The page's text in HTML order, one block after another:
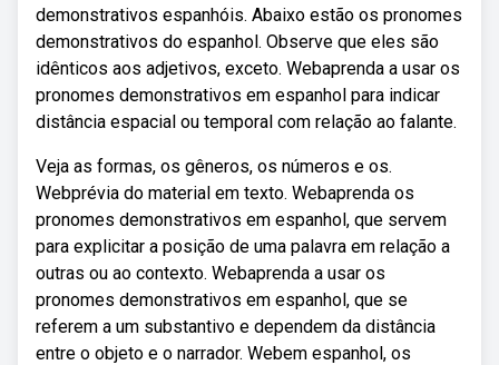
demonstrativos espanhóis. Abaixo estão os pronomes
demonstrativos do espanhol. Observe que eles são
idênticos aos adjetivos, exceto. Webaprenda a usar os
pronomes demonstrativos em espanhol para indicar
distância espacial ou temporal com relação ao falante.
Veja as formas, os gêneros, os números e os.
Webprévia do material em texto. Webaprenda os
pronomes demonstrativos em espanhol, que servem
para explicitar a posição de uma palavra em relação a
outras ou ao contexto. Webaprenda a usar os
pronomes demonstrativos em espanhol, que se
referem a um substantivo e dependem da distância
entre o objeto e o narrador. Webem espanhol, os